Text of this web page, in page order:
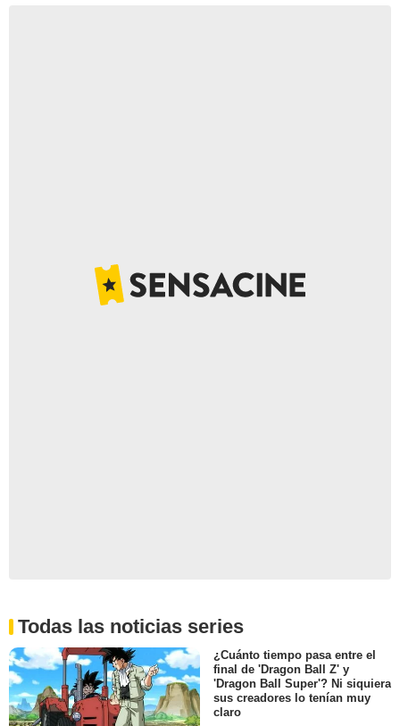
Todas las noticias series
¿Cuánto tiempo pasa entre el
final de 'Dragon Ball Z' y
'Dragon Ball Super'? Ni siquiera
sus creadores lo tenían muy
claro